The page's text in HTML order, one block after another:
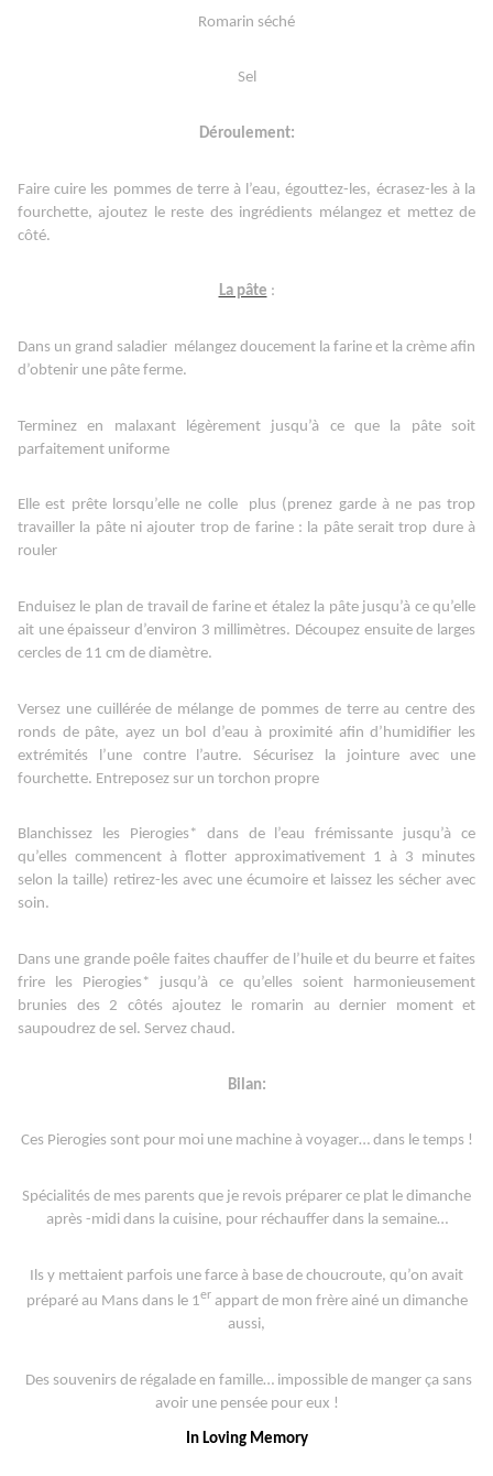
Romarin séché
Sel
Déroulement:
Faire cuire les pommes de terre à l’eau, égouttez-les, écrasez-les à la
fourchette, ajoutez le reste des ingrédients mélangez et mettez de
côté.
La pâte :
Dans un grand saladier mélangez doucement la farine et la crème afin
d’obtenir une pâte ferme.
Terminez en malaxant légèrement jusqu’à ce que la pâte soit
parfaitement uniforme
Elle est prête lorsqu’elle ne colle
plus (prenez garde à ne pas trop
travailler la pâte ni ajouter trop de farine : la pâte serait trop dure à
rouler
Enduisez le plan de travail de farine et étalez la pâte jusqu’à ce qu’elle
ait une épaisseur d’environ 3 millimètres. Découpez ensuite de larges
cercles de 11 cm de diamètre.
Versez une cuillérée de mélange de pommes de terre au centre des
ronds de pâte, ayez un bol d’eau à proximité afin d’humidifier les
extrémités l’une contre l’autre. Sécurisez la jointure avec une
fourchette. Entreposez sur un torchon propre
Blanchissez les Pierogies* dans de l’eau frémissante jusqu’à ce
qu’elles commencent à flotter approximativement 1 à 3 minutes
selon la taille) retirez-les avec une écumoire et laissez les sécher avec
soin.
Dans une grande poêle faites chauffer de l’huile et du beurre et faites
frire les Pierogies* jusqu’à ce qu’elles soient harmonieusement
brunies des 2 côtés ajoutez le romarin au dernier moment et
saupoudrez de sel. Servez chaud.
Bilan:
Ces Pierogies sont pour moi une machine à voyager… dans le temps !
Spécialités de mes parents que je revois préparer ce plat le dimanche
après -midi dans la cuisine, pour réchauffer dans la semaine…
Ils y mettaient parfois une farce à base de choucroute, qu’on avait
préparé au Mans dans le 1er appart de mon frère ainé un dimanche
aussi,
Des souvenirs de régalade en famille… impossible de manger ça sans
avoir une pensée pour eux !
In Loving Memory